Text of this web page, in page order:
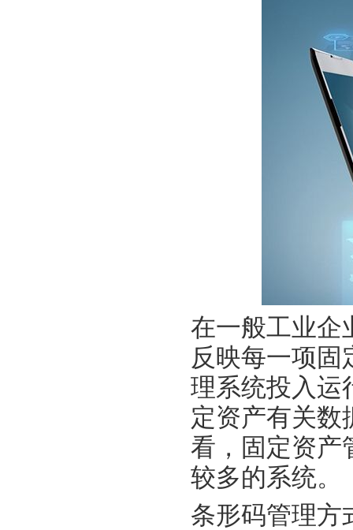
在一般工业企
反映每一项固
理系统投入运
定资产有关数
看，固定资产
较多的系统。
条形码管理方